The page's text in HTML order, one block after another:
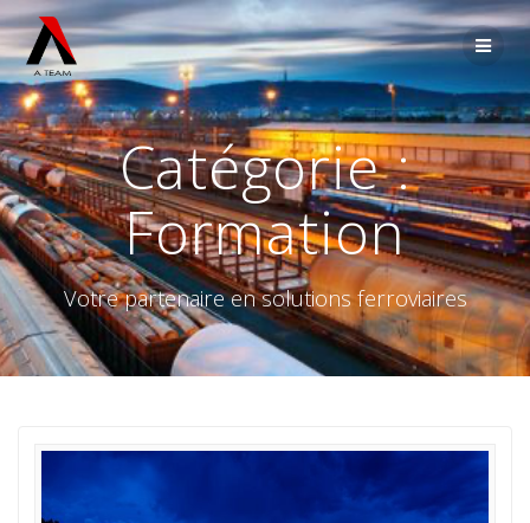
Passer
au
contenu
Catégorie :
Formation
Votre partenaire en solutions ferroviaires